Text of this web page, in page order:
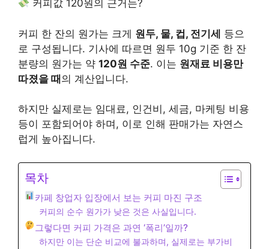
커피값 120원의 근거는?
커피 한 잔의 원가는 크게 원두, 물, 컵, 전기세 등으
로 구성됩니다. 기사에 따르면 원두 10g 기준 한 잔
분량의 원가는 약 120원 수준. 이는 원재료 비용만
따졌을 때의 계산입니다.
하지만 실제로는 임대료, 인건비, 세금, 마케팅 비용
등이 포함되어야 하며, 이로 인해 판매가는 자연스
럽게 높아집니다.
목차
카페 창업자 입장에서 보는 커피 마진 구조
커피의 순수 원가가 낮은 것은 사실입니다.
그렇다면 커피 가격은 과연 ‘폭리’일까?
하지만 이는 단순 비교에 불과하며, 실제로는 부가비